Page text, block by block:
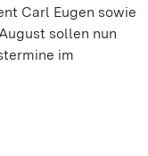
Carl Eugen sowie
sollen nun
im